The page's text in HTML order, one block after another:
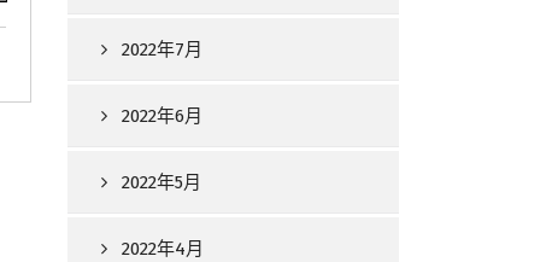
2022年7月
2022年6月
2022年5月
2022年4月